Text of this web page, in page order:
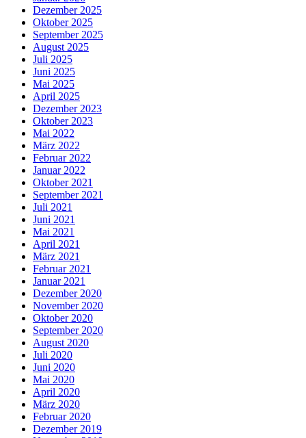
Dezember 2025
Oktober 2025
September 2025
August 2025
Juli 2025
Juni 2025
Mai 2025
April 2025
Dezember 2023
Oktober 2023
Mai 2022
März 2022
Februar 2022
Januar 2022
Oktober 2021
September 2021
Juli 2021
Juni 2021
Mai 2021
April 2021
März 2021
Februar 2021
Januar 2021
Dezember 2020
November 2020
Oktober 2020
September 2020
August 2020
Juli 2020
Juni 2020
Mai 2020
April 2020
März 2020
Februar 2020
Dezember 2019